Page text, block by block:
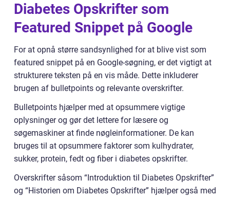
Diabetes Opskrifter som
Featured Snippet på Google
For at opnå større sandsynlighed for at blive vist som
featured snippet på en Google-søgning, er det vigtigt at
strukturere teksten på en vis måde. Dette inkluderer
brugen af bulletpoints og relevante overskrifter.
Bulletpoints hjælper med at opsummere vigtige
oplysninger og gør det lettere for læsere og
søgemaskiner at finde nøgleinformationer. De kan
bruges til at opsummere faktorer som kulhydrater,
sukker, protein, fedt og fiber i diabetes opskrifter.
Overskrifter såsom “Introduktion til Diabetes Opskrifter”
og “Historien om Diabetes Opskrifter” hjælper også med